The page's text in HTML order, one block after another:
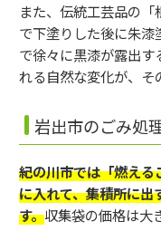
また、伝統工芸品の
で下塗りした後に朱漆
で徐々に黒漆が露出
れる自然な変化が、そ
岩出市のごみ処
紀の川市では「燃え
に入れて、集積所に出
す。収集袋の価格は大